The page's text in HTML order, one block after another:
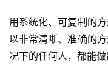
业
资
源
用系统化、可复制的
以非常清晰、准确的
况下的任何人，都能做